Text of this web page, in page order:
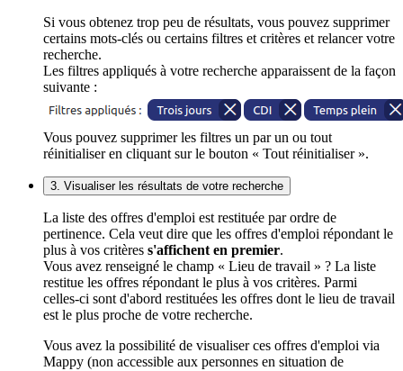
Si vous obtenez trop peu de résultats, vous pouvez supprimer
certains mots-clés ou certains filtres et critères et relancer votre
recherche.
Les filtres appliqués à votre recherche apparaissent de la façon
suivante :
Vous pouvez supprimer les filtres un par un ou tout
réinitialiser en cliquant sur le bouton « Tout réinitialiser ».
3. Visualiser les résultats de votre recherche
La liste des offres d'emploi est restituée par ordre de
pertinence. Cela veut dire que les offres d'emploi répondant le
plus à vos critères s'affichent en premier.
Vous avez renseigné le champ « Lieu de travail » ? La liste
restitue les offres répondant le plus à vos critères. Parmi
celles-ci sont d'abord restituées les offres dont le lieu de travail
est le plus proche de votre recherche.
Vous avez la possibilité de visualiser ces offres d'emploi via
Mappy (non accessible aux personnes en situation de